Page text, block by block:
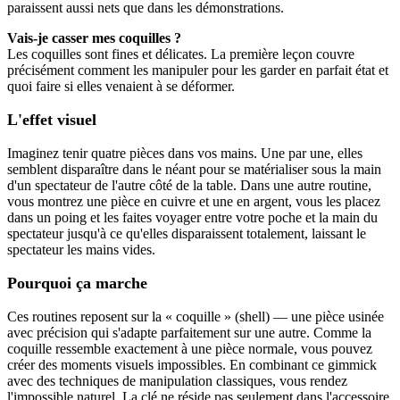
paraissent aussi nets que dans les démonstrations.
Vais-je casser mes coquilles ?
Les coquilles sont fines et délicates. La première leçon couvre
précisément comment les manipuler pour les garder en parfait état et
quoi faire si elles venaient à se déformer.
L'effet visuel
Imaginez tenir quatre pièces dans vos mains. Une par une, elles
semblent disparaître dans le néant pour se matérialiser sous la main
d'un spectateur de l'autre côté de la table. Dans une autre routine,
vous montrez une pièce en cuivre et une en argent, vous les placez
dans un poing et les faites voyager entre votre poche et la main du
spectateur jusqu'à ce qu'elles disparaissent totalement, laissant le
spectateur les mains vides.
Pourquoi ça marche
Ces routines reposent sur la « coquille » (shell) — une pièce usinée
avec précision qui s'adapte parfaitement sur une autre. Comme la
coquille ressemble exactement à une pièce normale, vous pouvez
créer des moments visuels impossibles. En combinant ce gimmick
avec des techniques de manipulation classiques, vous rendez